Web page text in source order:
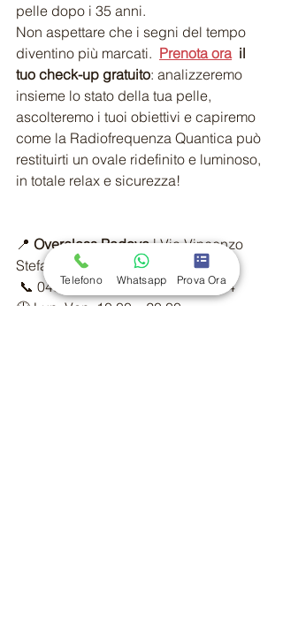
pelle dopo i 35 anni.
Non aspettare che i segni del tempo
diventino più marcati. Prenota ora il
tuo check-up gratuito: analizzeremo
insieme lo stato della tua pelle,
ascolteremo i tuoi obiettivi e capiremo
come la Radiofrequenza Quantica può
restituirti un ovale ridefinito e luminoso,
in totale relax e sicurezza!
📍 Overclass Padova | Via Vincenzo
Stefano Breda, 27 – Limena (PD)
📞 049 884 3273 | 📱 350 1345534
🕒 Lun–Ven: 10:00 – 20:00
Telefono Whatsapp Prova Ora